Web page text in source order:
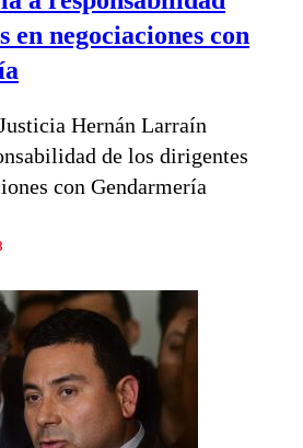
en negociaciones con
Hernán Larraín
de los dirigentes
con Gendarmería